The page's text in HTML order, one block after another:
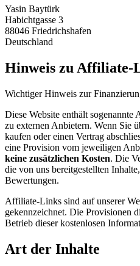
Yasin Baytürk
Habichtgasse 3
88046 Friedrichshafen
Deutschland
Hinweis zu Affiliate-
Wichtiger Hinweis zur
Diese Website enthält
zu externen Anbietern. Wenn Sie
kaufen oder einen Vertrag
eine Provision vom jeweiligen
keine zusätzlichen Kosten. Die
die von uns bereitgestellten
Bewertungen.
Affiliate-Links sind auf unserer
gekennzeichnet. Die Provisionen
Betrieb dieser kostenlosen
Art der Inhalte